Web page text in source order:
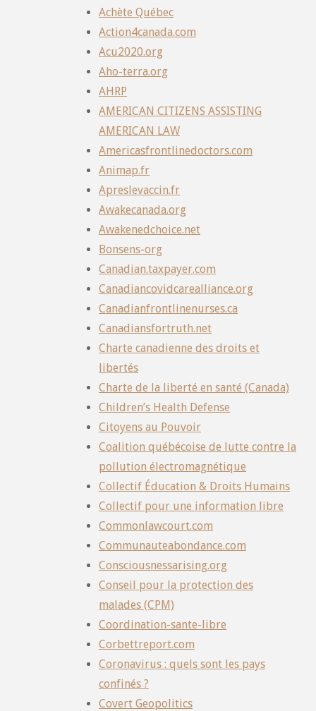
Achète Québec
Action4canada.com
Acu2020.org
Aho-terra.org
AHRP
AMERICAN CITIZENS ASSISTING
AMERICAN LAW
Americasfrontlinedoctors.com
Animap.fr
Apreslevaccin.fr
Awakecanada.org
Awakenedchoice.net
Bonsens-org
Canadian.taxpayer.com
Canadiancovidcarealliance.org
Canadianfrontlinenurses.ca
Canadiansfortruth.net
Charte canadienne des droits et
libertés
Charte de la liberté en santé (Canada)
Children’s Health Defense
Citoyens au Pouvoir
Coalition québécoise de lutte contre la
pollution électromagnétique
Collectif Éducation & Droits Humains
Collectif pour une information libre
Commonlawcourt.com
Communauteabondance.com
Consciousnessarising.org
Conseil pour la protection des
malades (CPM)
Coordination-sante-libre
Corbettreport.com
Coronavirus : quels sont les pays
confinés ?
Covert Geopolitics